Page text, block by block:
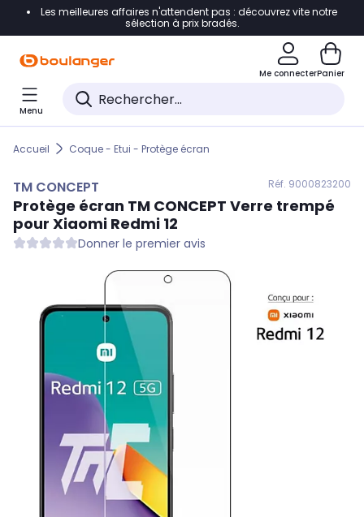
Accéder directement à la navigation
Accéder directement au pied de page
Accéder directement au chatbot
Les meilleures affaires n'attendent pas : découvrez vite notre
sélection à prix bradés.
Me connecterPanier
Menu
Accueil Coque - Etui - Protège écran
TM CONCEPT Réf. 9000823200
Protège écran TM CONCEPT Verre trempé
pour Xiaomi Redmi 12
Donner le premier avis